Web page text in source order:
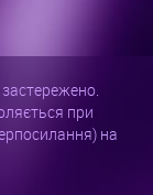
застережено.
при
на